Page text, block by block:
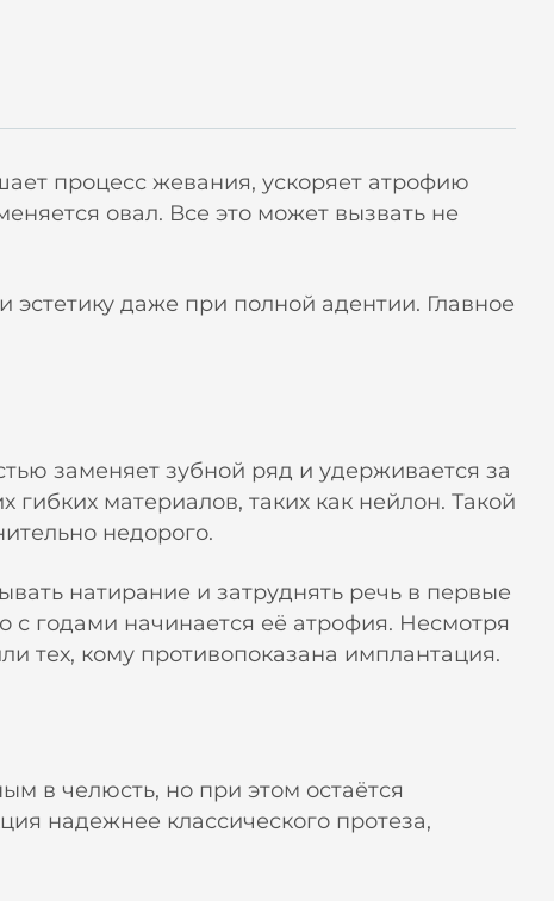
процесс жевания, ускоряет атрофию
овал. Все это может вызвать не
даже при полной адентии. Главное
заменяет зубной ряд и удерживается за
материалов, таких как нейлон. Такой
недорого.
натирание и затруднять речь в первые
с годами начинается её атрофия. Несмотря
тех, кому противопоказана имплантация.
в челюсть, но при этом остаётся
надежнее классического протеза,